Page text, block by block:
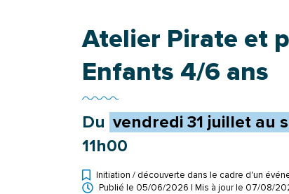
Atelier Pirate et
Enfants 4/6 ans
Du vendredi 31 juillet au
11h00
Initiation / découverte dans le cadre d'un
Publié le 05/06/2026 | Mis à jour le 07/08/